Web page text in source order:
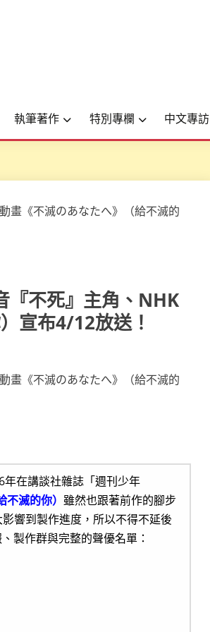
執筆著作 特別專欄 中文專訪
『不死』主角、NHK
宣布4/12放送！
年在講談社雜誌「週刊少年
不滅的你） 雖然也跟著前作的腳步
響到製作進度，所以不得不延後
製作群與完整的聲優名單：